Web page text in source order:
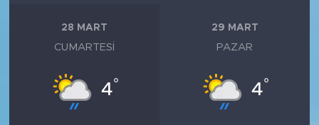
28 MART
CUMARTESI
4°
29 MART
PAZAR
4°